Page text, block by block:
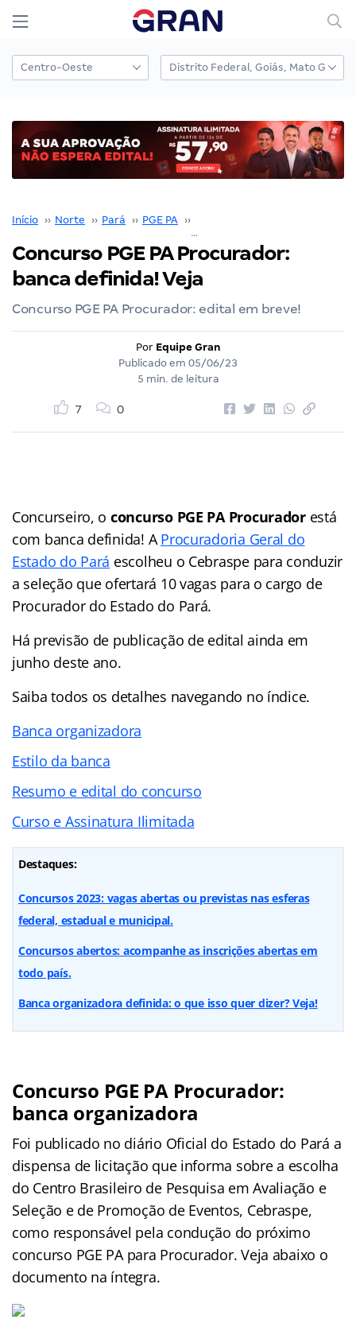
Início ›› Norte ›› Pará ›› PGE PA ››
Concurso PGE PA Procurador:
banca definida! Veja
Concurso PGE PA Procurador: edital em breve!
Por Equipe Gran
Publicado em 05/06/23
5 min. de leitura
7 0
Concurseiro, o concurso PGE PA Procuradorestá
com banca definida! AProcuradoria Geral do
Estado do Pará escolheu o Cebraspe para conduzir
a seleção que ofertará 10 vagas para o cargo de
Procurador do Estado do Pará.
Há previsão de publicação de edital ainda em
junho deste ano.
Saiba todos os detalhes navegando no índice.
Banca organizadora
Estilo da banca
Resumo e edital do concurso
Curso e Assinatura Ilimitada
Destaques:
Concursos 2023: vagas abertas ou previstas nas esferas
federal, estadual e municipal.
Concursos abertos: acompanhe as inscrições abertas em
todo país.
Banca organizadora definida: o que isso quer dizer? Veja!
Concurso PGE PA Procurador:
banca organizadora
Foi publicado no diário Oficial do Estado do Pará a
dispensa de licitação que informa sobre a escolha
do Centro Brasileiro de Pesquisa em Avaliação e
Seleção e de Promoção de Eventos, Cebraspe,
como responsável pela condução do próximo
concurso PGE PA para Procurador. Veja abaixo o
documento na íntegra.